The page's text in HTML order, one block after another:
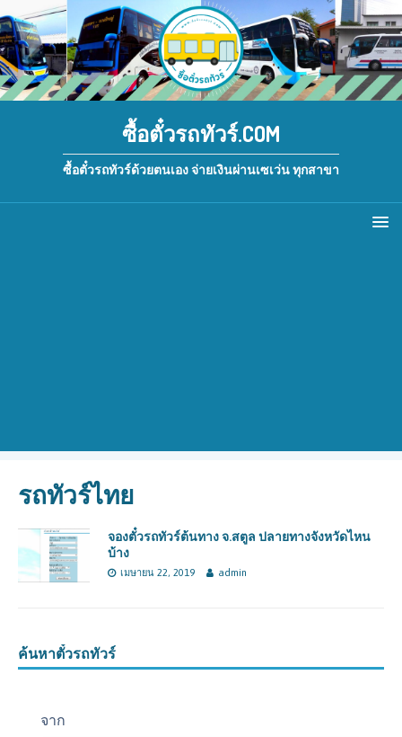
ซื้อตั๋วรถทัวร์.COM
ซื้อตั๋วรถทัวร์ด้วยตนเอง จ่ายเงินผ่านเซเว่น ทุกสาขา
รถทัวร์ไทย
จองตั๋วรถทัวร์ต้นทาง จ.สตูล ปลายทางจังหวัดไหน
บ้าง
เมษายน 22, 2019 admin
ค้นหาตั๋วรถทัวร์